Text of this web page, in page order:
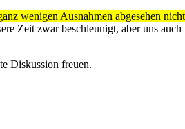
wenigen Ausnahmen abgesehen
Zeit zwar beschleunigt, aber uns
Diskussion freuen.